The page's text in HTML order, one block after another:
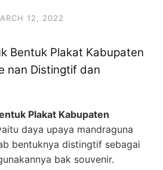
12, 2022
Bentuk Plakat Kabupaten
nan Distingtif dan
Plakat Kabupaten
daya upaya mandraguna
bentuknya distingtif sebagai
bak souvenir.